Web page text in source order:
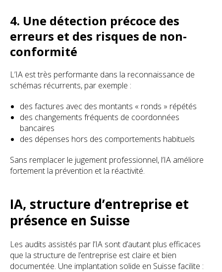
4. Une détection précoce des
erreurs et des risques de non-
conformité
L’IA est très performante dans la reconnaissance de
schémas récurrents, par exemple :
des factures avec des montants « ronds » répétés
des changements fréquents de coordonnées
bancaires
des dépenses hors des comportements habituels
Sans remplacer le jugement professionnel, l’IA améliore
fortement la prévention et la réactivité.
IA, structure d’entreprise et
présence en Suisse
Les audits assistés par l’IA sont d’autant plus efficaces
que la structure de l’entreprise est claire et bien
documentée. Une implantation solide en Suisse facilite :